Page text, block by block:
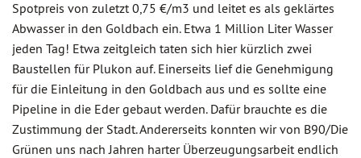
Spotpreis von zuletzt 0,75 €/m3 und leitet es als geklärtes
Abwasser in den Goldbach ein. Etwa 1 Million Liter Wasser
jeden Tag! Etwa zeitgleich taten sich hier kürzlich zwei
Baustellen für Plukon auf. Einerseits lief die Genehmigung
für die Einleitung in den Goldbach aus und es sollte eine
Pipeline in die Eder gebaut werden. Dafür brauchte es die
Zustimmung der Stadt. Andererseits konnten wir von B90/Die
Grünen uns nach Jahren harter Überzeugungsarbeit endlich